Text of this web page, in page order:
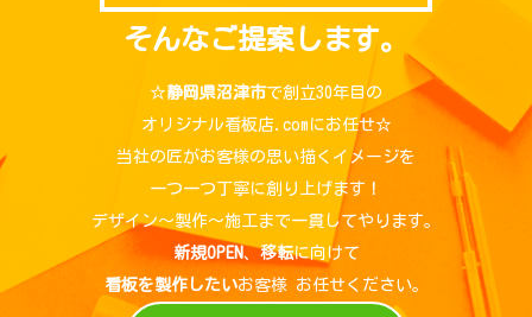
そんなご提案します。
☆静岡県沼津市で創立30年目の
オリジナル看板店.comにお任せ☆
当社の匠がお客様の思い描くイメージを
一つ一つ丁寧に創り上げます！
デザイン～製作～施工まで一貫してやります。
新規OPEN、移転に向けて
看板を製作したいお客様 お任せください。